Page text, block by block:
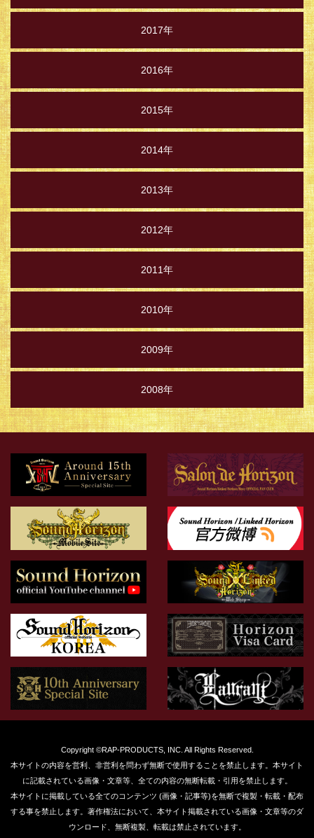
2017年
2016年
2015年
2014年
2013年
2012年
2011年
2010年
2009年
2008年
Copyright ©RAP-PRODUCTS, INC. All Rights Reserved.
本サイトの内容を営利、非営利を問わず無断で使用することを禁止します。本サイト
に記載されている画像・文章等、全ての内容の無断転載・引用を禁止します。
本サイトに掲載している全てのコンテンツ (画像・記事等)を無断で複製・転載・配布
する事を禁止します。著作権法において、本サイト掲載されている画像・文章等のダ
ウンロード、無断複製、転載は禁止されています。